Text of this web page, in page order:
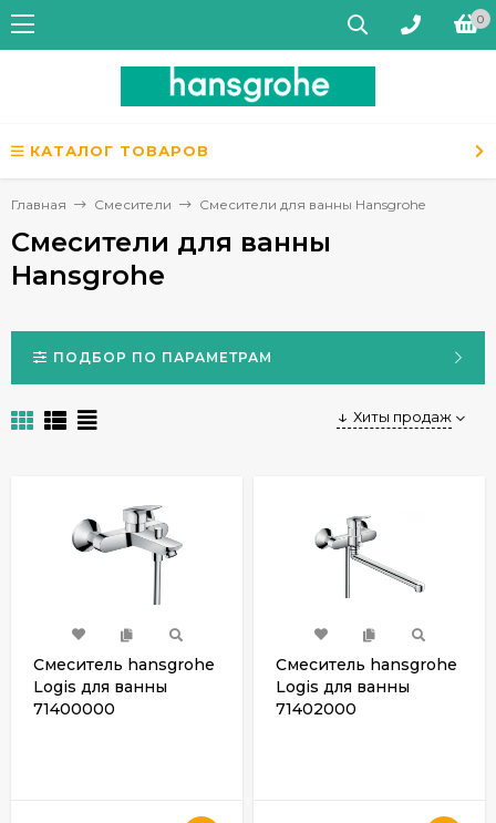
0
КАТАЛОГ ТОВАРОВ
Главная Смесители Смесители для ванны Hansgrohe
Смесители для ванны
Hansgrohe
ПОДБОР ПО ПАРАМЕТРАМ
Хиты продаж
Смеситель hansgrohe
Logis для ванны
71400000
Смеситель hansgrohe
Logis для ванны
71402000